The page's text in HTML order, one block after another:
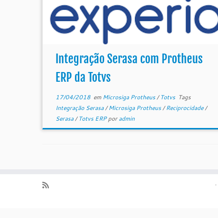
Integração Serasa com Protheus
ERP da Totvs
17/04/2018em Microsiga Protheus/Totvs Tags
Integração Serasa/Microsiga Protheus/Reciprocidade/
Serasa/Totvs ERPporadmin
·